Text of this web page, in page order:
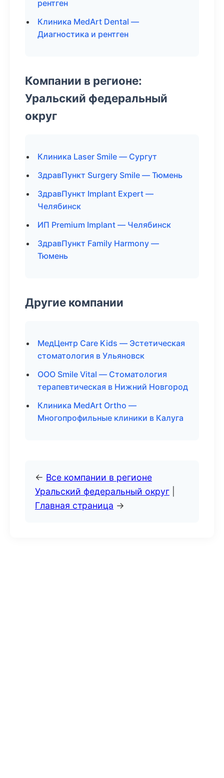
рентген
Клиника MedArt Dental —
Диагностика и рентген
Компании в регионе:
Уральский федеральный
округ
Клиника Laser Smile — Сургут
ЗдравПункт Surgery Smile — Тюмень
ЗдравПункт Implant Expert —
Челябинск
ИП Premium Implant — Челябинск
ЗдравПункт Family Harmony —
Тюмень
Другие компании
МедЦентр Care Kids — Эстетическая
стоматология в Ульяновск
ООО Smile Vital — Стоматология
терапевтическая в Нижний Новгород
Клиника MedArt Ortho —
Многопрофильные клиники в Калуга
← Все компании в регионе
Уральский федеральный округ
Главная страница →